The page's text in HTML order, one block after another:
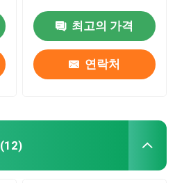
최고의 가격
연락처
(12)